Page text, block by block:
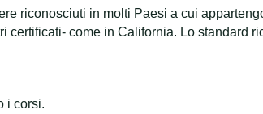
riconosciuti in molti Paesi a cui
come in California. Lo standard
i corsi.